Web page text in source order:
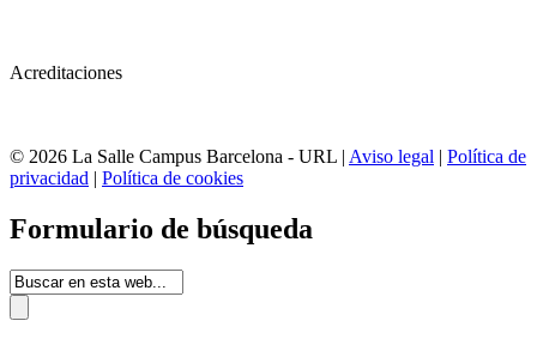
Acreditaciones
© 2026 La Salle Campus Barcelona - URL | Aviso legal | Política de
privacidad | Política de cookies
Formulario de búsqueda